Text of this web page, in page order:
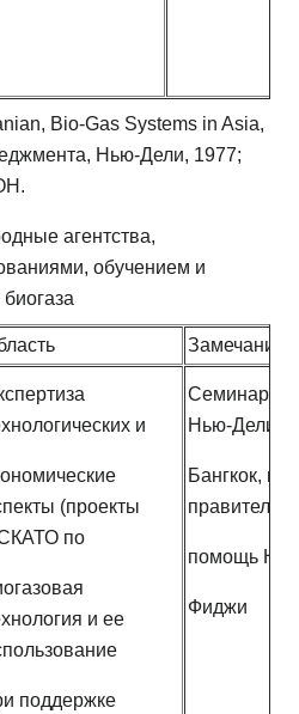
Bio-Gas Systems in Asia,
Нью-Дели, 1977;
агентства,
обучением и
Замечания
и
(проекты
по
и ее
поддержке
Семинары -
Нью-Дели,
Бангкок, и (с
помощь
Фиджи